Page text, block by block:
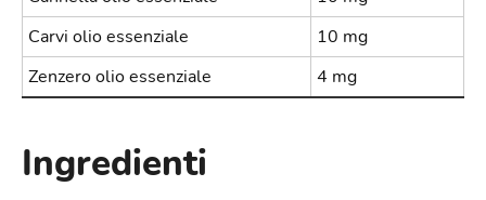
Carvi olio essenziale
10 mg
Zenzero olio essenziale
4 mg
Ingredienti